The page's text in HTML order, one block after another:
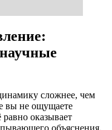
сложнее, чем
вы не ощущаете
оказывает